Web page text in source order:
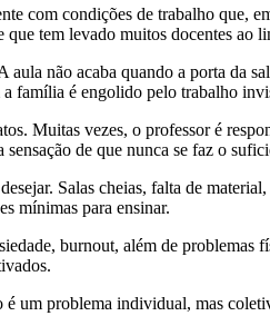
com condições de trabalho que,
tem levado muitos docentes ao
não acaba quando a porta da
família é engolido pelo trabalho
Muitas vezes, o professor é
de que nunca se faz o
Salas cheias, falta de
mínimas para ensinar.
burnout, além de
um problema individual, mas